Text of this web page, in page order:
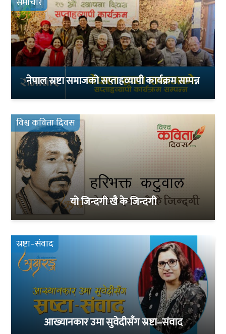
नेपाल स्रष्टा समाजको सप्ताहव्यापी कार्यक्रम सम्पन्न
विश्व कविता दिवस
यो जिन्दगी खै के जिन्दगी
स्रष्टा–संवाद
आख्यानकार उमा सुवेदीसँग स्रष्टा–संवाद